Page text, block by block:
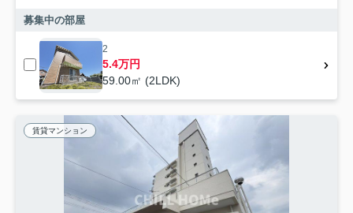
募集中の部屋
2
5.4万円
59.00㎡ (2LDK)
賃貸マンション